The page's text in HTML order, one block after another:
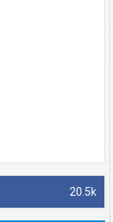
20.5k